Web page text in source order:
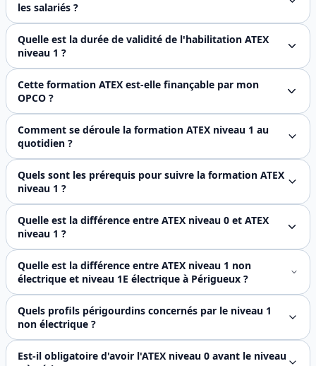
les salariés ?
Oui, la formation ATEX est une obligation légale de
Quelle est la durée de validité de l'habilitation ATEX
niveau 1 ?
L'habilitation ATEX niveau 1 non électrique est valable 3
Cette formation ATEX est-elle finançable par mon
OPCO ?
Oui, FJ Prévention est un organisme certifié Qualiopi.
Comment se déroule la formation ATEX niveau 1 au
quotidien ?
La formation se déroule sur une journée complète de 7
Quels sont les prérequis pour suivre la formation ATEX
niveau 1 ?
Aucun prérequis technique n'est exigé pour accéder à
Quelle est la différence entre ATEX niveau 0 et ATEX
niveau 1 ?
L'ATEX niveau 0 est une habilitation de 4 heures
Quelle est la différence entre ATEX niveau 1 non
électrique et niveau 1E électrique à Périgueux ?
Le **niveau 1 non électrique** (1 jour, 400 € HT) vise
Quels profils périgourdins concernés par le niveau 1
non électrique ?
Les populations type formées sur le bassin de la
Est-il obligatoire d'avoir l'ATEX niveau 0 avant le niveau